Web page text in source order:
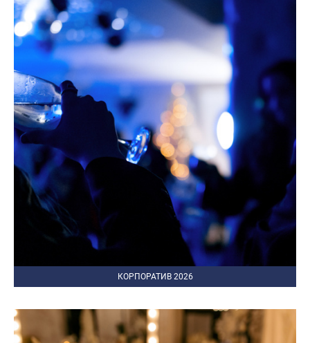
КОРПОРАТИВ 2026